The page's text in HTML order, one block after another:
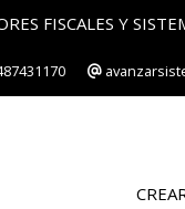
FISCALES Y